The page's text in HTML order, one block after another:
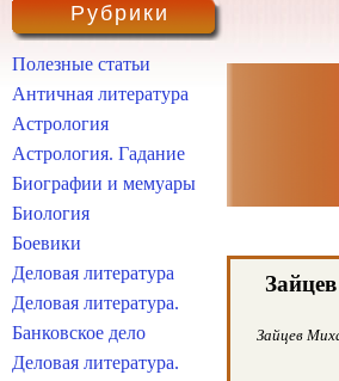
Зайцев
Рубрики
Полезные статьи
Античная литература
Астрология
Астрология. Гадание
Биографии и мемуары
Биология
Боевики
Деловая литература
Деловая литература.
Банковское дело
Деловая литература.